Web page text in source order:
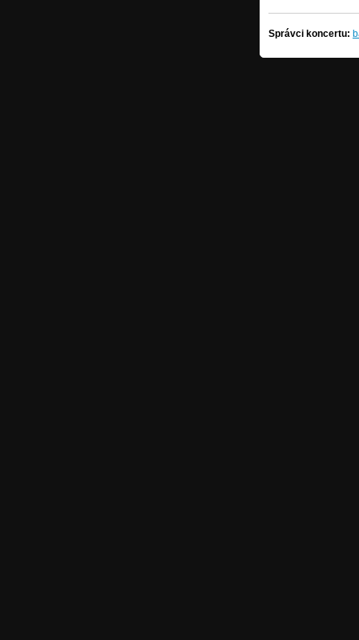
Správci koncertu: